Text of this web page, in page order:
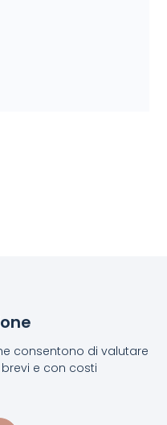
consentono di valutare
e con costi